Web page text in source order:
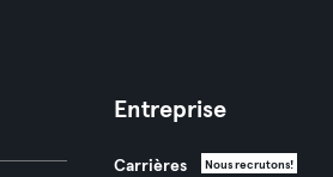
Entreprise
Carrières Nous recrutons!